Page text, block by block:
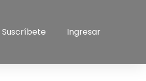
Suscríbete Ingresar